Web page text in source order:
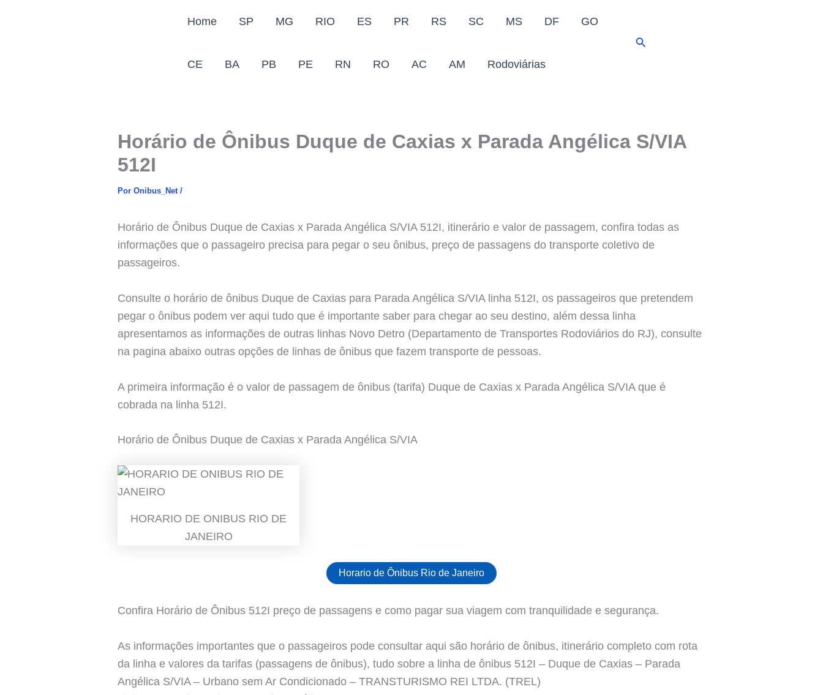
Home SP MG RIO ES PR RS SC MS DF GO
CE BA PB PE RN RO AC AM Rodoviárias
Pesquisar
Horário de Ônibus Duque de Caxias x Parada Angélica S/VIA
512I
Por Onibus_Net /
Horário de Ônibus Duque de Caxias x Parada Angélica S/VIA 512I, itinerário e valor de passagem, confira todas as
informações que o passageiro precisa para pegar o seu ônibus, preço de passagens do transporte coletivo de
passageiros.
Consulte o horário de ônibus Duque de Caxias para Parada Angélica S/VIA linha 512I, os passageiros que pretendem
pegar o ônibus podem ver aqui tudo que é importante saber para chegar ao seu destino, além dessa linha
apresentamos as informações de outras linhas Novo Detro (Departamento de Transportes Rodoviários do RJ), consulte
na pagina abaixo outras opções de linhas de ônibus que fazem transporte de pessoas.
A primeira informação é o valor de passagem de ônibus (tarifa) Duque de Caxias x Parada Angélica S/VIA que é
cobrada na linha 512I.
Horário de Ônibus Duque de Caxias x Parada Angélica S/VIA
HORARIO DE ONIBUS RIO DE
JANEIRO
Horario de Ônibus Rio de Janeiro
Confira Horário de Ônibus 512I preço de passagens e como pagar sua viagem com tranquilidade e segurança.
As informações importantes que o passageiros pode consultar aqui são horário de ônibus, itinerário completo com rota
da linha e valores da tarifas (passagens de ônibus), tudo sobre a linha de ônibus 512I – Duque de Caxias – Parada
Angélica S/VIA – Urbano sem Ar Condicionado – TRANSTURISMO REI LTDA. (TREL)